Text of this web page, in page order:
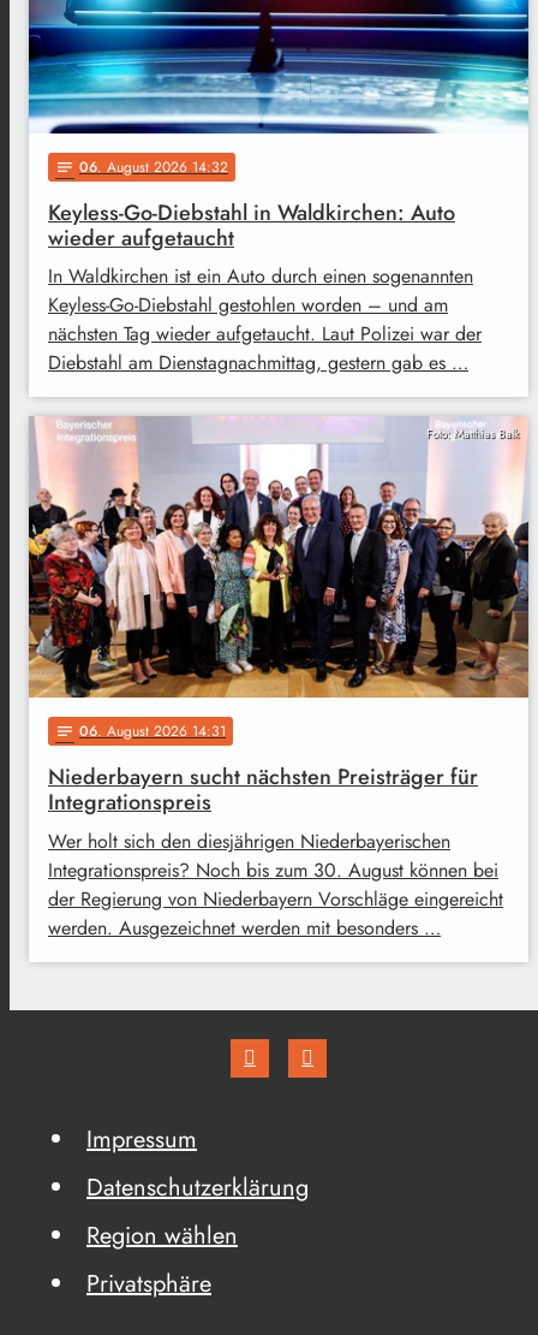
notes 06. August 2026 14:32
Keyless-Go-Diebstahl in Waldkirchen: Auto
wieder aufgetaucht
In Waldkirchen ist ein Auto durch einen sogenannten
Keyless-Go-Diebstahl gestohlen worden – und am
nächsten Tag wieder aufgetaucht. Laut Polizei war der
Diebstahl am Dienstagnachmittag, gestern gab es …
Foto: Matthias Balk
notes 06. August 2026 14:31
Niederbayern sucht nächsten Preisträger für
Integrationspreis
Wer holt sich den diesjährigen Niederbayerischen
Integrationspreis? Noch bis zum 30. August können bei
der Regierung von Niederbayern Vorschläge eingereicht
werden. Ausgezeichnet werden mit besonders …
Impressum
Datenschutzerklärung
Region wählen
Privatsphäre